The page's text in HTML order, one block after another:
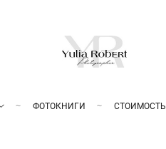
ФОТОКНИГИ СТОИМОСТЬ